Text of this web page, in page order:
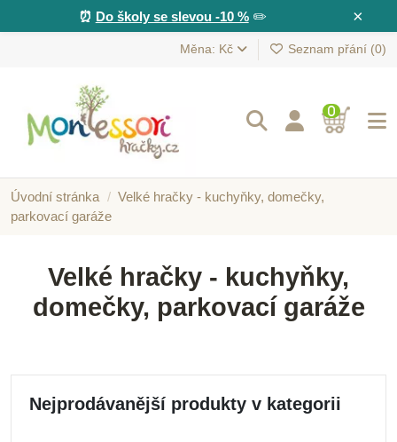
×
⏰ Do školy se slevou -10 %✏️
Měna: Kč Seznam přání (0)
0
Úvodní stránka
Velké hračky - kuchyňky, domečky,
parkovací garáže
Velké hračky - kuchyňky,
domečky, parkovací garáže
Nejprodávanější produkty v kategorii